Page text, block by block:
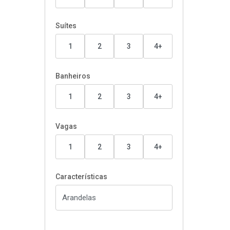
Suítes
1 2 3 4+
Banheiros
1 2 3 4+
Vagas
1 2 3 4+
Características